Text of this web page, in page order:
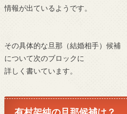
情報が出ているようです。
その具体的な旦那（結婚相手）候補
について次のブロックに
詳しく書いています。